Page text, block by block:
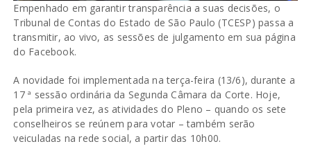
Empenhado em garantir transparência a suas decisões, o
Tribunal de Contas do Estado de São Paulo (TCESP) passa a
transmitir, ao vivo, as sessões de julgamento em sua página
do Facebook.
A novidade foi implementada na terça-feira (13/6), durante a
17 ª sessão ordinária da Segunda Câmara da Corte. Hoje,
pela primeira vez, as atividades do Pleno – quando os sete
conselheiros se reúnem para votar – também serão
veiculadas na rede social, a partir das 10h00.